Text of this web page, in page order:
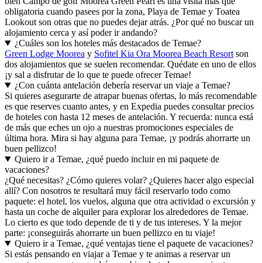
obligatoria cuando pasees por la zona, Playa de Temae y Toatea
Lookout son otras que no puedes dejar atrás. ¿Por qué no buscar un
alojamiento cerca y así poder ir andando?
¿Cuáles son los hoteles más destacados de Temae?
Green Lodge Moorea y Sofitel Kia Ora Moorea Beach Resort son
dos alojamientos que se suelen recomendar. Quédate en uno de ellos
¡y sal a disfrutar de lo que te puede ofrecer Temae!
¿Con cuánta antelación debería reservar un viaje a Temae?
Si quieres asegurarte de atrapar buenas ofertas, lo más recomendable
es que reserves cuanto antes, y en Expedia puedes consultar precios
de hoteles con hasta 12 meses de antelación. Y recuerda: nunca está
de más que eches un ojo a nuestras promociones especiales de
última hora. Mira si hay alguna para Temae, ¡y podrás ahorrarte un
buen pellizco!
Quiero ir a Temae, ¿qué puedo incluir en mi paquete de
vacaciones?
¿Qué necesitas? ¿Cómo quieres volar? ¿Quieres hacer algo especial
allí? Con nosotros te resultará muy fácil reservarlo todo como
paquete: el hotel, los vuelos, alguna que otra actividad o excursión y
hasta un coche de alquiler para explorar los alrededores de Temae.
Lo cierto es que todo depende de ti y de tus intereses. Y la mejor
parte: ¡conseguirás ahorrarte un buen pellizco en tu viaje!
Quiero ir a Temae, ¿qué ventajas tiene el paquete de vacaciones?
Si estás pensando en viajar a Temae y te animas a reservar un